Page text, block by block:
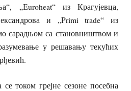
„Еuroheat“ из Крагујевца,
и „Primi trade“ из
сарадњом са становништвом и
у решавању текућих
грејне сезоне посебна